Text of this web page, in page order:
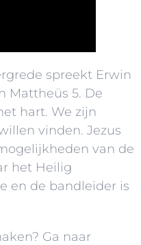
spreekt Erwin
Mattheüs 5. De
hart. We zijn
vinden. Jezus
van de
het Heilig
en de bandleider is
Ga naar